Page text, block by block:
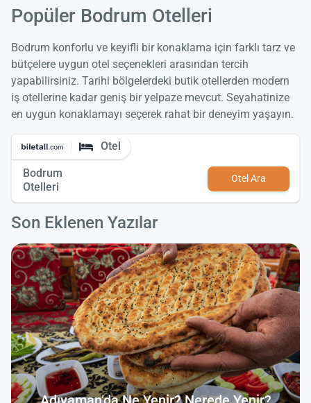
Popüler Bodrum Otelleri
Bodrum konforlu ve keyifli bir konaklama için farklı tarz ve
bütçelere uygun otel seçenekleri arasından tercih
yapabilirsiniz. Tarihi bölgelerdeki butik otellerden modern
iş otellerine kadar geniş bir yelpaze mevcut. Seyahatinize
en uygun konaklamayı seçerek rahat bir deneyim yaşayın.
Otel
Bodrum
Otelleri
Otel Ara
Son Eklenen Yazılar